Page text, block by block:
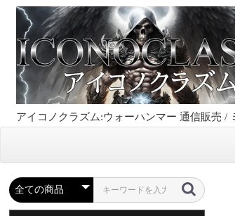
アイコノクラズム:ウォーハンマー 通信販売 /